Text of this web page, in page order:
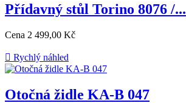
Přídavný stůl Torino 8076 /...
Cena 2 499,00 Kč
 Rychlý náhled
Otočná židle KA-B 047